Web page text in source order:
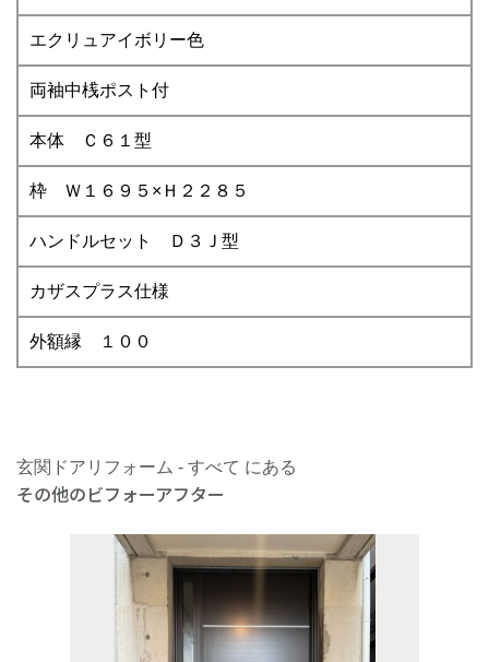
エクリュアイボリー色
両袖中桟ポスト付
本体 Ｃ６１型
枠 Ｗ１６９５×Ｈ２２８５
ハンドルセット Ｄ３Ｊ型
カザスプラス仕様
外額縁 １００
玄関ドアリフォーム - すべて にある
その他のビフォーアフター